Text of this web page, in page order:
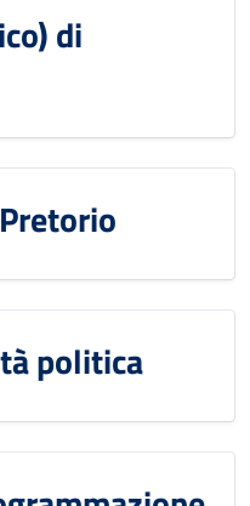
di
politica